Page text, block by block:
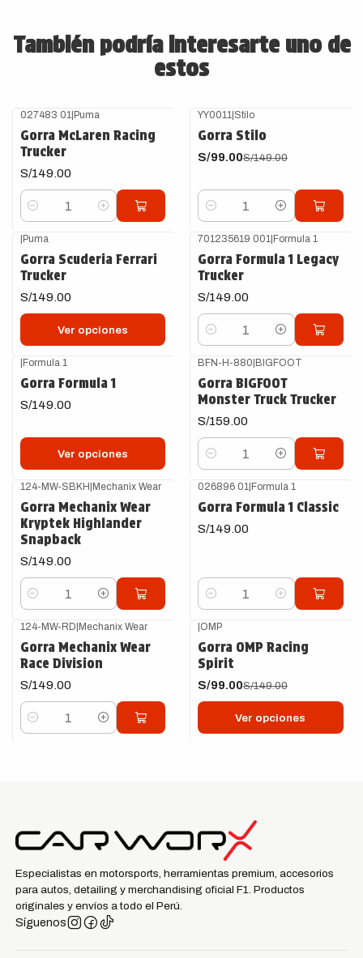
También podría interesarte uno de
estos
027483 01 |Puma
Gorra McLaren Racing
Trucker
S/149.00
Cantidad
YY0011 |Stilo
Gorra Stilo
S/99.00S/149.00
Cantidad
|Puma
Gorra Scuderia Ferrari
Trucker
S/149.00
Ver opciones
701235619 001 |Formula 1
Gorra Formula 1 Legacy
Trucker
S/149.00
Cantidad
|Formula 1
Gorra Formula 1
S/149.00
Ver opciones
BFN-H-880|BIGFOOT
Gorra BIGFOOT
Monster Truck Trucker
S/159.00
Cantidad
124-MW-SBKH|Mechanix Wear
Gorra Mechanix Wear
Kryptek Highlander
Snapback
S/149.00
Cantidad
026896 01 |Formula 1
Gorra Formula 1 Classic
S/149.00
Cantidad
124-MW-RD|Mechanix Wear
Gorra Mechanix Wear
Race Division
S/149.00
Cantidad
|OMP
Gorra OMP Racing
Spirit
S/99.00S/149.00
Ver opciones
Especialistas en motorsports, herramientas premium, accesorios
para autos, detailing y merchandising oficial F1. Productos
originales y envíos a todo el Perú.
Síguenos